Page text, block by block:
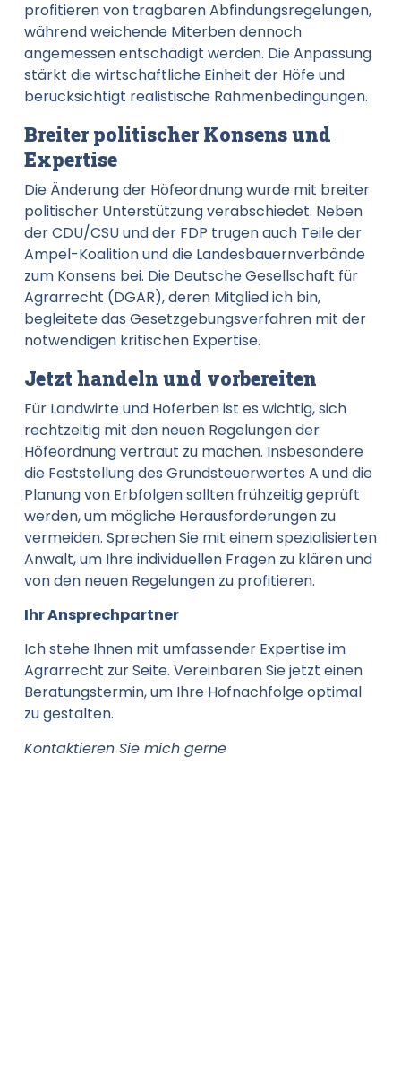
profitieren von tragbaren Abfindungsregelungen,
während weichende Miterben dennoch
angemessen entschädigt werden. Die Anpassung
stärkt die wirtschaftliche Einheit der Höfe und
berücksichtigt realistische Rahmenbedingungen.
Breiter politischer Konsens und
Expertise
Die Änderung der Höfeordnung wurde mit breiter
politischer Unterstützung verabschiedet. Neben
der CDU/CSU und der FDP trugen auch Teile der
Ampel-Koalition und die Landesbauernverbände
zum Konsens bei. Die Deutsche Gesellschaft für
Agrarrecht (DGAR), deren Mitglied ich bin,
begleitete das Gesetzgebungsverfahren mit der
notwendigen kritischen Expertise.
Jetzt handeln und vorbereiten
Für Landwirte und Hoferben ist es wichtig, sich
rechtzeitig mit den neuen Regelungen der
Höfeordnung vertraut zu machen. Insbesondere
die Feststellung des Grundsteuerwertes A und die
Planung von Erbfolgen sollten frühzeitig geprüft
werden, um mögliche Herausforderungen zu
vermeiden. Sprechen Sie mit einem spezialisierten
Anwalt, um Ihre individuellen Fragen zu klären und
von den neuen Regelungen zu profitieren.
Ihr Ansprechpartner
Ich stehe Ihnen mit umfassender Expertise im
Agrarrecht zur Seite. Vereinbaren Sie jetzt einen
Beratungstermin, um Ihre Hofnachfolge optimal
zu gestalten.
Kontaktieren Sie mich gerne